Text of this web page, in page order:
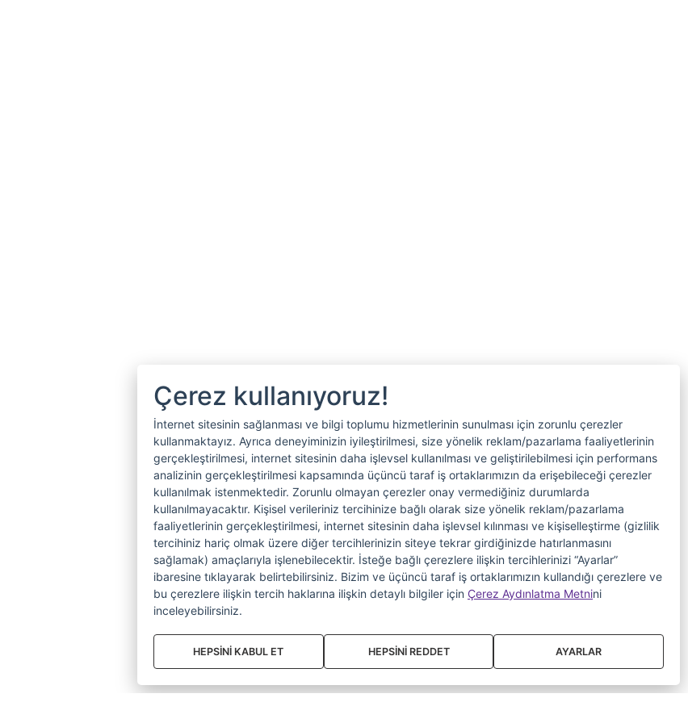
Çerez kullanıyoruz!
İnternet sitesinin sağlanması ve bilgi toplumu hizmetlerinin sunulması için zorunlu çerezler
kullanmaktayız. Ayrıca deneyiminizin iyileştirilmesi, size yönelik reklam/pazarlama faaliyetlerinin
gerçekleştirilmesi, internet sitesinin daha işlevsel kullanılması ve geliştirilebilmesi için performans
analizinin gerçekleştirilmesi kapsamında üçüncü taraf iş ortaklarımızın da erişebileceği çerezler
kullanılmak istenmektedir. Zorunlu olmayan çerezler onay vermediğiniz durumlarda
kullanılmayacaktır. Kişisel verileriniz tercihinize bağlı olarak size yönelik reklam/pazarlama
faaliyetlerinin gerçekleştirilmesi, internet sitesinin daha işlevsel kılınması ve kişiselleştirme (gizlilik
tercihiniz hariç olmak üzere diğer tercihlerinizin siteye tekrar girdiğinizde hatırlanmasını
sağlamak) amaçlarıyla işlenebilecektir. İsteğe bağlı çerezlere ilişkin tercihlerinizi “Ayarlar”
ibaresine tıklayarak belirtebilirsiniz. Bizim ve üçüncü taraf iş ortaklarımızın kullandığı çerezlere ve
bu çerezlere ilişkin tercih haklarına ilişkin detaylı bilgiler için Çerez Aydınlatma Metnini
inceleyebilirsiniz.
HEPSİNİ KABUL ET HEPSİNİ REDDET AYARLAR